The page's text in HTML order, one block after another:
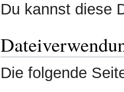
Du kannst diese
Die folgende